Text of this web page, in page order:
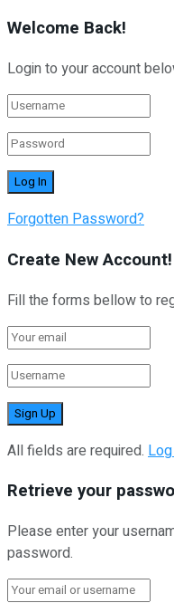
Welcome Back!
Login to your account
Forgotten Password?
Create New Account!
Fill the forms bellow to
All fields are required.
Retrieve your
Please enter your
password.